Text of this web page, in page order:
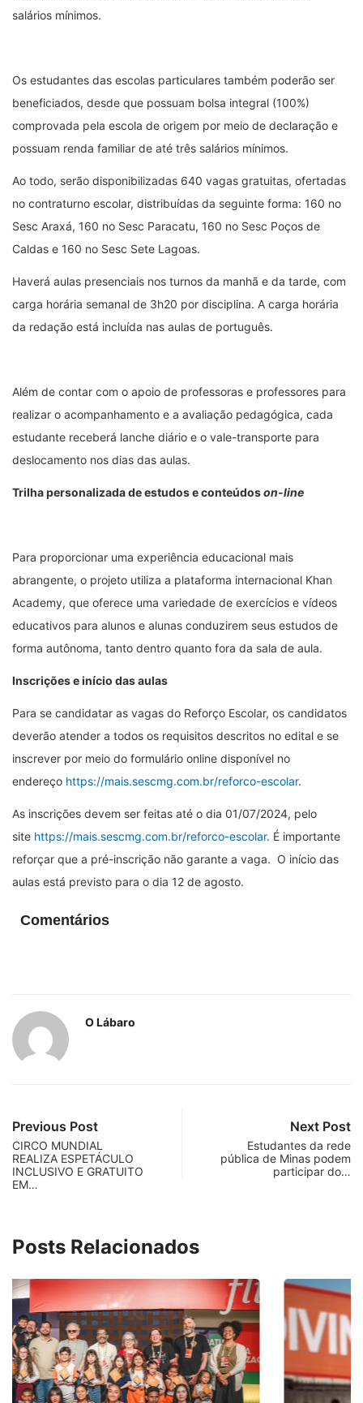
salários mínimos.
Os estudantes das escolas particulares também poderão ser
beneficiados, desde que possuam bolsa integral (100%)
comprovada pela escola de origem por meio de declaração e
possuam renda familiar de até três salários mínimos.
Ao todo, serão disponibilizadas 640 vagas gratuitas, ofertadas
no contraturno escolar, distribuídas da seguinte forma: 160 no
Sesc Araxá, 160 no Sesc Paracatu, 160 no Sesc Poços de
Caldas e 160 no Sesc Sete Lagoas.
Haverá aulas presenciais nos turnos da manhã e da tarde, com
carga horária semanal de 3h20 por disciplina. A carga horária
da redação está incluída nas aulas de português.
Além de contar com o apoio de professoras e professores para
realizar o acompanhamento e a avaliação pedagógica, cada
estudante receberá lanche diário e o vale-transporte para
deslocamento nos dias das aulas.
Trilha personalizada de estudos e conteúdoson-line
Para proporcionar uma experiência educacional mais
abrangente, o projeto utiliza a plataforma internacional Khan
Academy, que oferece uma variedade de exercícios e vídeos
educativos para alunos e alunas conduzirem seus estudos de
forma autônoma, tanto dentro quanto fora da sala de aula.
Inscrições e início das aulas
Para se candidatar as vagas do Reforço Escolar, os candidatos
deverão atender a todos os requisitos descritos no edital e se
inscrever por meio do formulário online disponível no
endereço https://mais.sescmg.com.br/reforco-escolar.
As inscrições devem ser feitas até o dia 01/07/2024, pelo
site https://mais.sescmg.com.br/reforco-escolar. É importante
reforçar que a pré-inscrição não garante a vaga. O início das
aulas está previsto para o dia 12 de agosto.
Comentários
O Lábaro
Previous Post
CIRCO MUNDIAL
REALIZA ESPETÁCULO
INCLUSIVO E GRATUITO
EM…
Next Post
Estudantes da rede
pública de Minas podem
participar do…
Posts Relacionados